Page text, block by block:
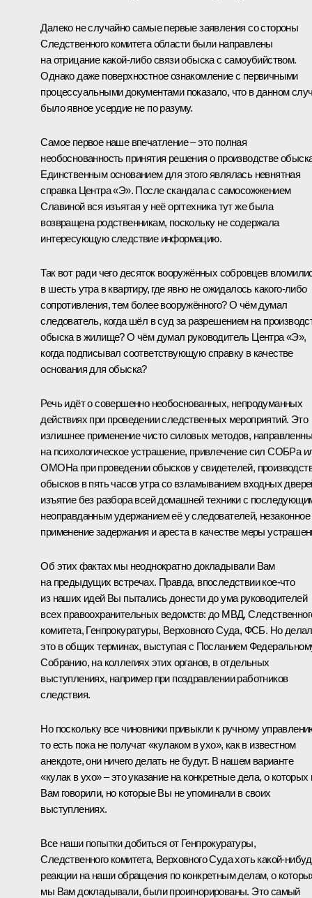
Далеко не случайно самые первые заявления со стороны
Следственного комитета области были направлены
на отрицание какой-либо связи обыска с самоубийством.
Однако даже поверхностное ознакомление с первичными
процессуальными документами показало, что в данном
было явное усердие не по разуму.
Самое первое наше впечатление – это полная
необоснованность принятия решения о производстве
Единственным основанием для этого являлась невнятная
справка Центра «Э». После скандала с самосожжением
Славиной вся изъятая у неё оргтехника тут же была
возвращена родственникам, поскольку не содержала
интересующую следствие информацию.
Так вот ради чего десяток вооружённых собровцев
в шесть утра в квартиру, где явно не ожидалось какого-либо
сопротивления, тем более вооружённого? О чём думал
следователь, когда шёл в суд за разрешением на
обыска в жилище? О чём думал руководитель Центра «Э»,
когда подписывал соответствующую справку в качестве
основания для обыска?
Речь идёт о совершенно необоснованных, непродуманных
действиях при проведении следственных мероприятий. Это
излишнее применение чисто силовых методов,
на психологическое устрашение, привлечение сил СОБРа
ОМОНа при проведении обысков у свидетелей,
обысков в пять часов утра со взламыванием входных
изъятие без разбора всей домашней техники с
неоправданным удержанием её у следователей, незаконное
применение задержания и ареста в качестве меры
Об этих фактах мы неоднократно докладывали Вам
на предыдущих встречах. Правда, впоследствии кое-что
из наших идей Вы пытались донести до ума руководителей
всех правоохранительных ведомств: до МВД,
комитета, Генпрокуратуры, Верховного Суда, ФСБ. Но
это в общих терминах, выступая с Посланием
Собранию, на коллегиях этих органов, в отдельных
выступлениях, например при поздравлении работников
следствия.
Но поскольку все чиновники привыкли к ручному
то есть пока не получат «кулаком в ухо», как в известном
анекдоте, они ничего делать не будут. В нашем варианте
«кулак в ухо» – это указание на конкретные дела, о
Вам говорили, но которые Вы не упоминали в своих
выступлениях.
Все наши попытки добиться от Генпрокуратуры,
Следственного комитета, Верховного Суда хоть какой-
реакции на наши обращения по конкретным делам, о
мы Вам докладывали, были проигнорированы. Это самый